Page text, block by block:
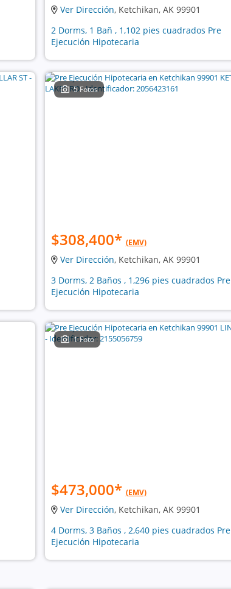
Ver Dirección, Ketchikan, AK 99901
2 Dorms, 1 Bañ , 1,102 pies cuadrados Pre
Ejecución Hipotecaria
5 Fotos
$308,400* (EMV)
Ver Dirección, Ketchikan, AK 99901
3 Dorms, 2 Baños , 1,296 pies cuadrados Pre
Ejecución Hipotecaria
1 Foto
$473,000* (EMV)
Ver Dirección, Ketchikan, AK 99901
4 Dorms, 3 Baños , 2,640 pies cuadrados Pre
Ejecución Hipotecaria